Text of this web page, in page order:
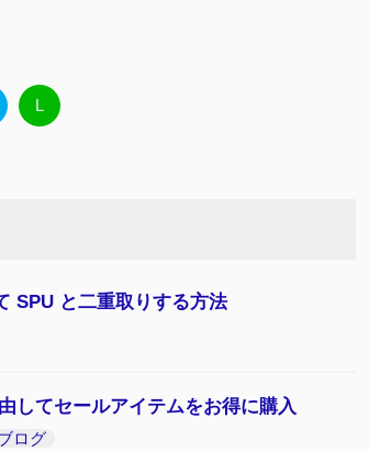
L
SPU と二重取りする方法
してセールアイテムをお得に購入
ログ